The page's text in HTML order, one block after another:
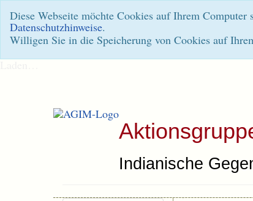
Diese Webseite möchte Cookies auf Ihrem
Datenschutzhinweise.
Willigen Sie in die Speicherung von Cookies auf
Indianische